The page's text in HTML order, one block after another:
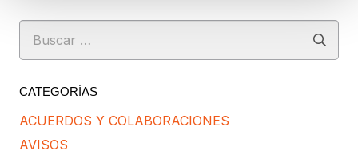
Buscar:
CATEGORÍAS
ACUERDOS Y COLABORACIONES
AVISOS